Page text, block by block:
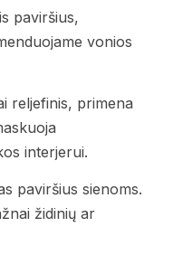
paviršius,
vonios
reljefinis, primena
interjerui.
paviršius sienoms.
židinių ar